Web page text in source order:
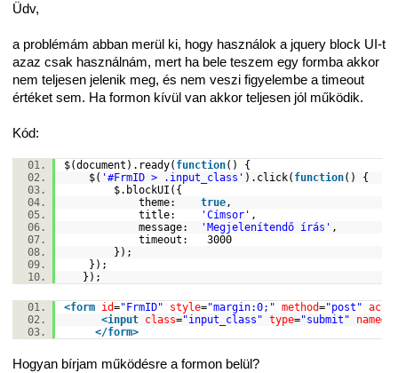
Üdv,
a problémám abban merül ki, hogy használok a jquery block UI-t
azaz csak használnám, mert ha bele teszem egy formba akkor
nem teljesen jelenik meg, és nem veszi figyelembe a timeout
értéket sem. Ha formon kívül van akkor teljesen jól működik.
Kód:
$(document).ready( function() {
$( '#FrmID > .input_class' ).click( function() {
$.blockUI({
theme: true,
title:
'Címsor' ,
message:
'Megjelenítendő írás' ,
timeout: 3000
});
});
});
<form id="FrmID" style="margin:0;" method="post"
<input class="input_class" type="submit" name=
</form>
Hogyan bírjam működésre a formon belül?